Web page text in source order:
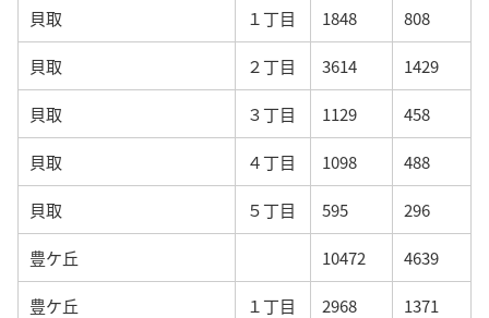
貝取 １丁目 1848 808
貝取 ２丁目 3614 1429
貝取 ３丁目 1129 458
貝取 ４丁目 1098 488
貝取 ５丁目 595 296
豊ケ丘 10472 4639
豊ケ丘 １丁目 2968 1371